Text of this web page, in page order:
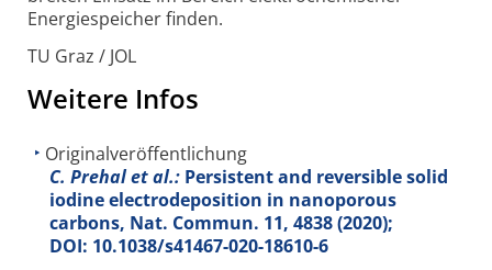
Energie­speicher finden.
TU Graz / JOL
Weitere Infos
Originalveröffentlichung
C. Prehal et al.: Persistent and reversible solid
iodine electrodeposition in nanoporous
carbons, Nat. Commun. 11, 4838 (2020);
DOI: 10.1038/s41467-020-18610-6